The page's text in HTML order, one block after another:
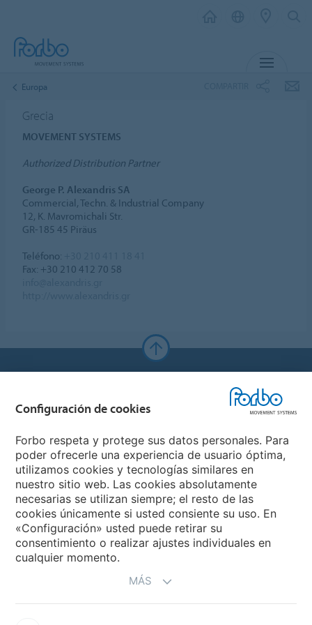
Europa
Grecia
MOVEMENT SYSTEMS
Authorized Distribution Partner
George P. Alexandris SA
Commercial, Techn. & Industrial Company
12, K. Mavromichali Str.
GR-185 45 Piräus
Teléfono:
Fax: +30 210 412 70 58
Forbo Websites
Forbo Group
Forbo Flooring Systems
Forbo Movement Systems
Seleccione un país
Configuración de cookies
Forbo respeta y protege sus datos personales. Para
poder ofrecerle una experiencia de usuario óptima,
utilizamos cookies y tecnologías similares en
nuestro sitio web. Las cookies absolutamente
necesarias se utilizan siempre; el resto de las
cookies únicamente si usted consiente su uso. En
«Configuración» usted puede retirar su
consentimiento o realizar ajustes individuales en
cualquier momento.
MÁS